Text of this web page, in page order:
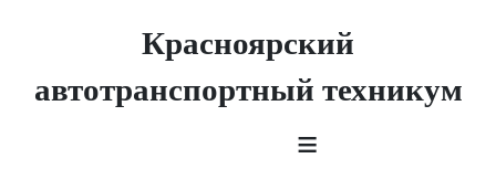
Красноярский
автотранспортный техникум
≡